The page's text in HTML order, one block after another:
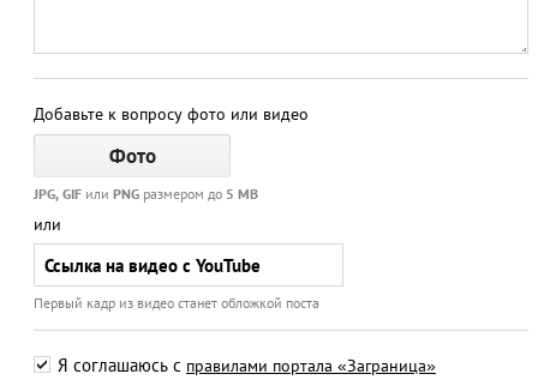
Добавьте к вопросу фото или видео
JPG, GIF или PNG размером до 5 MB
или
Первый кадр из видео станет обложкой поста
Я соглашаюсь с правилами портала «Заграница»